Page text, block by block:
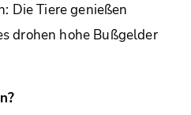
Die Tiere genießen
drohen hohe Bußgelder